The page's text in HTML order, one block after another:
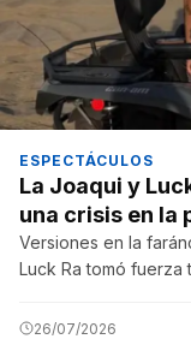
ESPECTÁCULOS
La Joaqui y
una crisis en la
Versiones en la
Luck Ra tomó
26/07/2026